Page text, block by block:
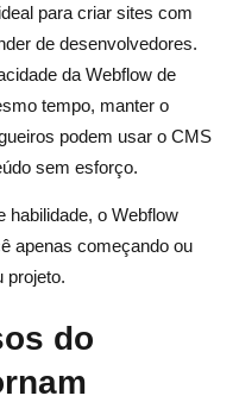
para criar sites com
de desenvolvedores.
da Webflow de
tempo, manter o
podem usar o CMS
sem esforço.
habilidade, o Webflow
apenas começando ou
projeto.
do